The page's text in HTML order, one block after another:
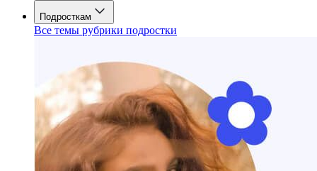
Подросткам
Все темы рубрики подростки